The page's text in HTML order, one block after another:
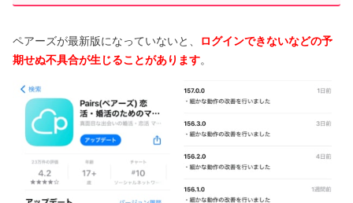
ペアーズが最新版になっていないと、 ログインできないなどの予
期せぬ不具合が生じることがあります。